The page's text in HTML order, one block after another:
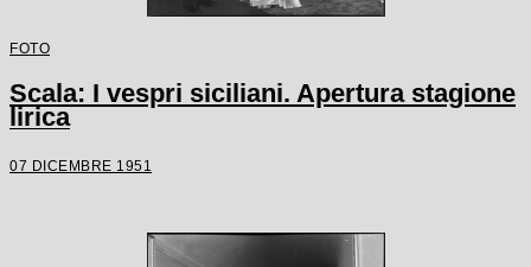
FOTO
Scala: I vespri siciliani. Apertura stagione
lirica
07 DICEMBRE 1951